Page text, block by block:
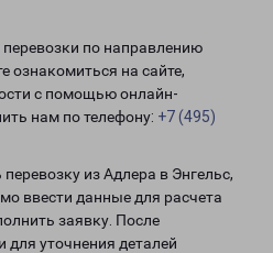
по направлению
ознакомиться на сайте,
с помощью онлайн-
нам по телефону: +7 (495)
из Адлера в Энгельс,
ввести данные для расчета
заявку. После
для уточнения деталей